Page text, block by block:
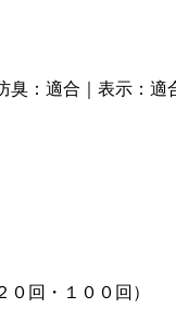
臭：適合｜表示：適
回・１００回）